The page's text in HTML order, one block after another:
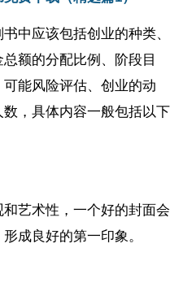
中应该包括创业的种类、
额的分配比例、阶段目
能风险评估、创业的动
，具体内容一般包括以下
艺术性，一个好的封面会
成良好的第一印象。